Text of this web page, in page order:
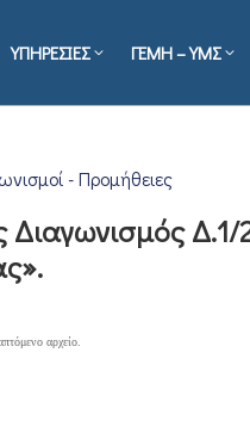
ΥΠΗΡΕΣΙΕΣ ΓΕΜΗ – ΥΜΣ
- Προμήθειες
Διαγωνισμός
αρχείο.